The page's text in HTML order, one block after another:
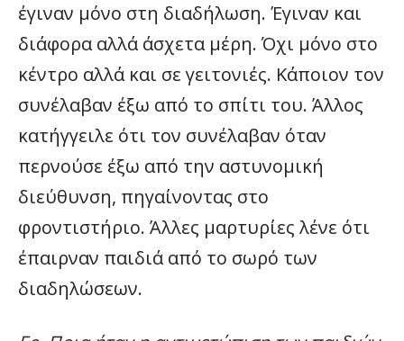
έγιναν μόνο στη διαδήλωση. Έγιναν και
διάφορα αλλά άσχετα μέρη. Όχι μόνο στο
κέντρο αλλά και σε γειτονιές. Κάποιον τον
συνέλαβαν έξω από το σπίτι του. Άλλος
κατήγγειλε ότι τον συνέλαβαν όταν
περνούσε έξω από την αστυνομική
διεύθυνση, πηγαίνοντας στο
φροντιστήριο. Άλλες μαρτυρίες λένε ότι
έπαιρναν παιδιά από το σωρό των
διαδηλώσεων.